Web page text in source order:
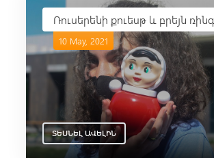
Ռուսերենի քուեսթ և բրեյն ռինգ
10 May, 2021
ՏԵՍՆԵԼ ԱՎԵԼԻՆ